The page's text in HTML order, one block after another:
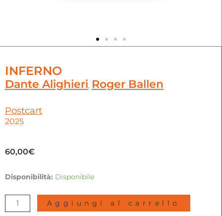
INFERNO
Dante Alighieri, Roger Ballen
Postcart
2025
60,00€
Disponibilità: Disponibile
Inferno
Dante
Alighieri,
Aggiungi al carrello